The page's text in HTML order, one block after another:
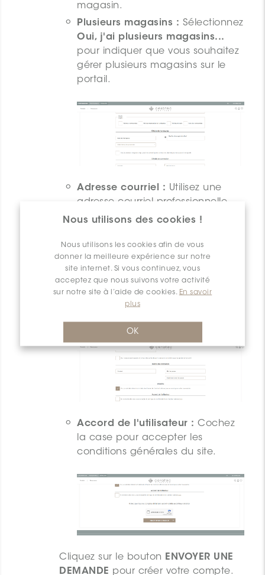
Nous utilisons des cookies !
Nous utilisons les cookies afin de vous
donner la meilleure expérience sur notre
site internet. Si vous continuez, vous
acceptez que nous suivons votre activité
sur notre site à l’aide de cookies. En savoir
plus
OK
magasin.
Plusieurs magasins : Sélectionnez
Oui, j'ai plusieurs magasins...
pour indiquer que vous souhaitez
gérer plusieurs magasins sur le
portail.
Adresse courriel : Utilisez une
adresse courriel professionnelle
valide qui sera liée à votre
Mot de passe :Créez un mot de
passe fort. Il doit comporter au
moins 8 caractères, dont des
lettres et des chiffres. Entrez à
nouveau votre mot de passe pour
Accord de l'utilisateur : Cochez
la case pour accepter les
conditions générales du site.
Cliquez sur le bouton
ENVOYER UNE
DEMANDE pour créer votre compte.